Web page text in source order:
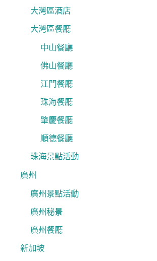
大灣區酒店
大灣區餐廳
中山餐廳
佛山餐廳
江門餐廳
珠海餐廳
肇慶餐廳
順德餐廳
珠海景點活動
廣州
廣州景點活動
廣州秘景
廣州餐廳
新加坡